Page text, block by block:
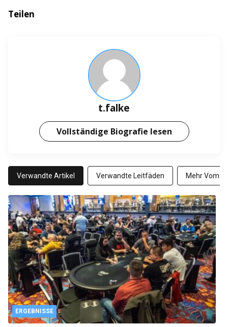
Teilen
t.falke
Vollständige Biografie lesen
Verwandte Artikel Verwandte Leitfäden Mehr Vom
ERGEBNISSE